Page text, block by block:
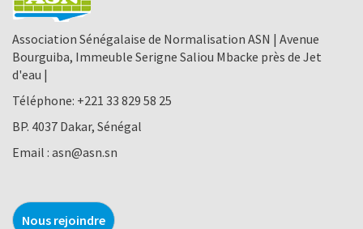
Association Sénégalaise de Normalisation ASN | Avenue
Bourguiba, Immeuble Serigne Saliou Mbacke près de Jet
d'eau |
Téléphone: +221 33 829 58 25
BP. 4037 Dakar, Sénégal
Email : asn@asn.sn
Nous rejoindre